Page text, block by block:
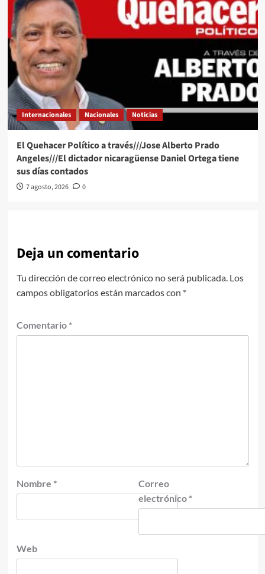
Internacionales Nacionales Noticias
El Quehacer Político a través///Jose Alberto Prado
Angeles///El dictador nicaragüense Daniel Ortega tiene
sus días contados
7 agosto, 2026 0
Deja un comentario
Tu dirección de correo electrónico no será publicada. Los
campos obligatorios están marcados con *
Comentario *
Nombre *
Correo
electrónico *
Web